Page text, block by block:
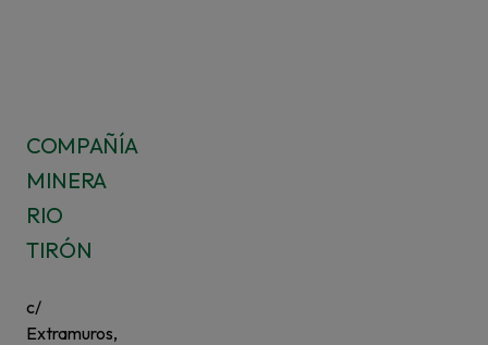
COMPAÑÍA
MINERA
RIO
TIRÓN
c/
Extramuros,